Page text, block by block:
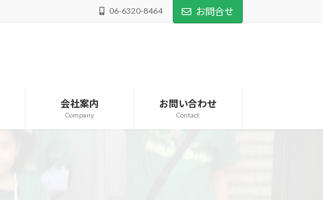
06-6320-8464 お問合せ
会社案内
Company
お問い合わせ
Contact